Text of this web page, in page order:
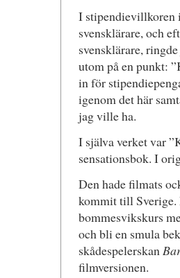
I stipendievillkoren
svensklärare, och
svensklärare,
utom på en punkt:
in för
igenom det här
jag ville ha.
I själva verket var
sensationsbok. I
Den hade filmats
kommit till Sverige.
bommesvikskurs
och bli en smula
skådespelerskan
filmversionen.